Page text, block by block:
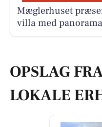
Mæglerhuset
villa med
OPSLAG
LOKALE